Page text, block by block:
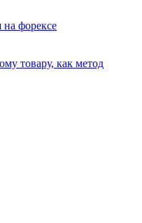
на форексе
товару, как метод